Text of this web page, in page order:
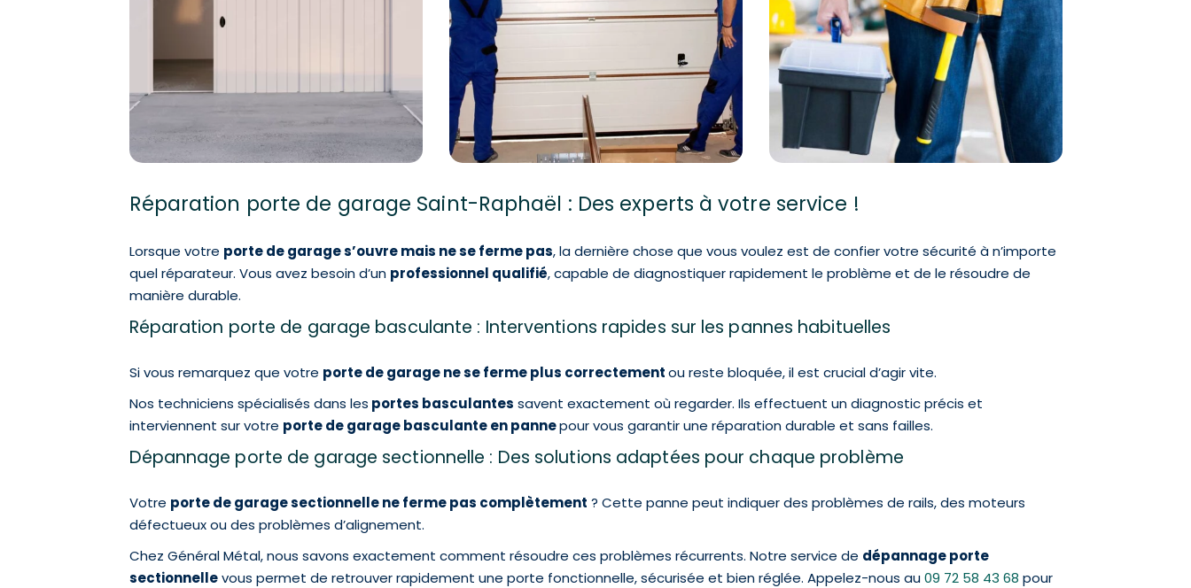
Réparation porte de garage Saint-Raphaël : Des experts à votre service !
Lorsque votre porte de garage s’ouvre mais ne se ferme pas, la dernière chose que vous voulez est de confier votre sécurité à n’importe
quel réparateur. Vous avez besoin d’un professionnel qualifié, capable de diagnostiquer rapidement le problème et de le résoudre de
manière durable.
Réparation porte de garage basculante : Interventions rapides sur les pannes habituelles
Si vous remarquez que votre porte de garage ne se ferme plus correctementou reste bloquée, il est crucial d’agir vite.
Nos techniciens spécialisés dans les portes basculantes savent exactement où regarder. Ils effectuent un diagnostic précis et
interviennent sur votre porte de garage basculante en pannepour vous garantir une réparation durable et sans failles.
Dépannage porte de garage sectionnelle : Des solutions adaptées pour chaque problème
Votre porte de garage sectionnelle ne ferme pas complètement ? Cette panne peut indiquer des problèmes de rails, des moteurs
défectueux ou des problèmes d’alignement.
Chez Général Métal, nous savons exactement comment résoudre ces problèmes récurrents. Notre service de dépannage porte
sectionnellevous permet de retrouver rapidement une porte fonctionnelle, sécurisée et bien réglée. Appelez-nous au09 72 58 43 68 pour